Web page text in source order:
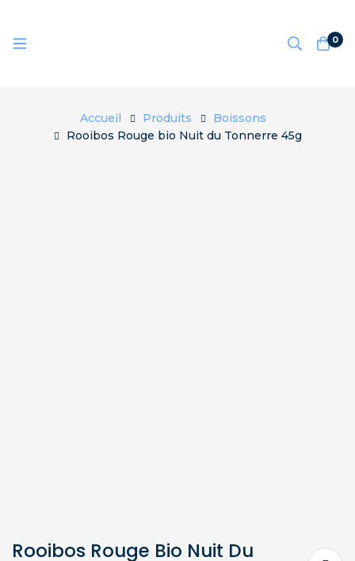
0
Accueil Produits
Boissons
Rooibos Rouge bio Nuit du Tonnerre 45g
Rooibos Rouge Bio Nuit Du